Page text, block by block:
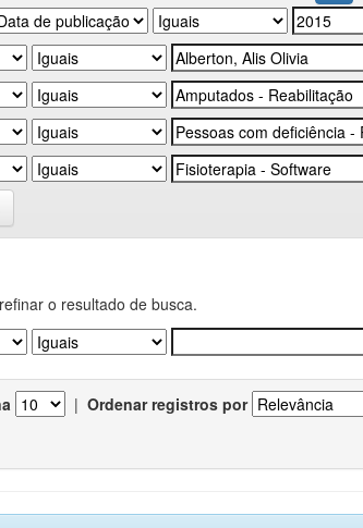
o resultado de busca.
| Ordenar registros por